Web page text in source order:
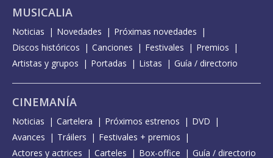
MUSICALIA
Noticias Novedades
Próximas novedades
Discos históricos
Canciones Festivales
Premios
Artistas y grupos
Portadas Listas Guía / directorio
CINEMANÍA
Noticias Cartelera Próximos estrenos
DVD
Avances
Tráilers
Festivales + premios
Actores y actrices
Carteles Box-office Guía / directorio